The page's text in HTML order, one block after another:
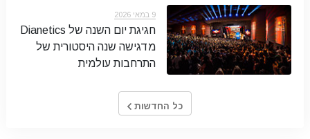
9 במאי 2026
חגיגת יום השנה של Dianetics
מדגישה שנה היסטורית של
התרחבות עולמית
כל החדשות